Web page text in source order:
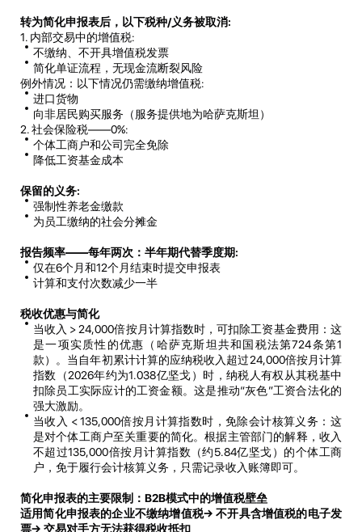
转为简化申报表后，以下税种/义务被取消:
1. 内部交易中的增值税:
不缴纳、不开具增值税发票
简化单证流程，无现金流断裂风险
例外情况：以下情况仍需缴纳增值税:
进口货物
向非居民购买服务（服务提供地为哈萨克斯坦）
2. 社会保险税——0%:
个体工商户和公司完全免除
降低工资基金成本
保留的义务:
强制性养老金缴款
为员工缴纳的社会分摊金
报告频率——每年两次： 半年期代替季度期:
仅在6个月和12个月结束时提交申报表
计算和支付次数减少一半
税收优惠与简化
当收入 > 24,000倍按月计算指数时，可扣除工资基金费用：这
是一项实质性的优惠（哈萨克斯坦共和国税法第724条第1
款）。当自年初累计计算的应纳税收入超过24,000倍按月计算
指数（2026年约为1.038亿坚戈）时，纳税人有权从其税基中
扣除员工实际应计的工资金额。这是推动“灰色”工资合法化的
强大激励。
当收入 < 135,000倍按月计算指数时，免除会计核算义务：这
是对个体工商户至关重要的简化。根据主管部门的解释，收入
不超过135,000倍按月计算指数（约5.84亿坚戈）的个体工商
户，免于履行会计核算义务，只需记录收入账簿即可。
简化申报表的主要限制： B2B模式中的增值税壁垒
适用简化申报表的企业不缴纳增值税→不开具含增值税的电子发
票→ 交易对手方无法获得税收抵扣